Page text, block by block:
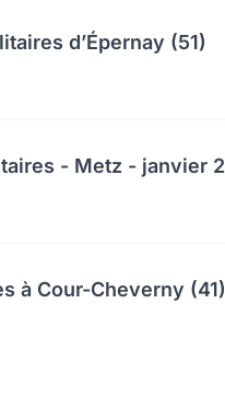
d’Épernay (51)
- Metz - janvier
à Cour-Cheverny (41)